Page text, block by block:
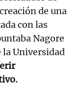
de una
con las
Nagore
la Universidad